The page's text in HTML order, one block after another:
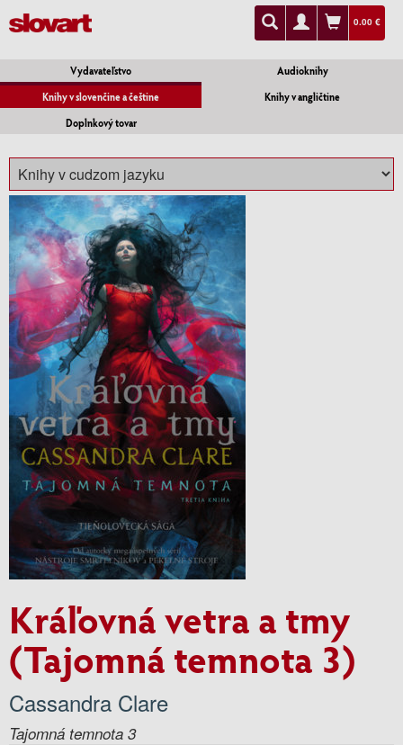
0.00 €
Vydavateľstvo
Audioknihy
Knihy v slovenčine a češtine
Knihy v angličtine
Doplnkový tovar
Kráľovná vetra a tmy
(Tajomná temnota 3)
Cassandra Clare
Tajomná temnota 3